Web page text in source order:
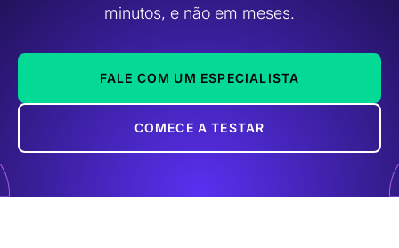
minutos, e não em meses.
FALE COM UM ESPECIALISTA
COMECE A TESTAR